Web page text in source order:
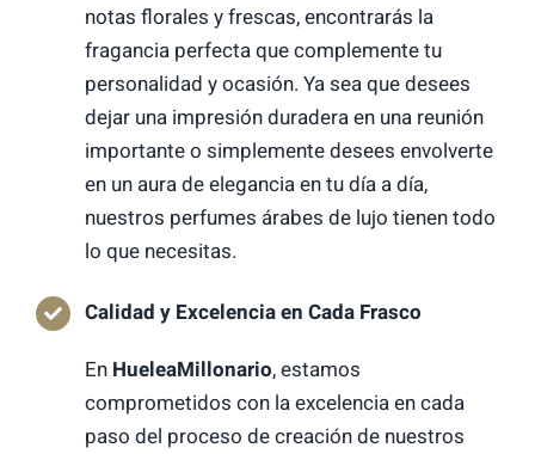
notas florales y frescas, encontrarás la
fragancia perfecta que complemente tu
personalidad y ocasión. Ya sea que desees
dejar una impresión duradera en una reunión
importante o simplemente desees envolverte
en un aura de elegancia en tu día a día,
nuestros perfumes árabes de lujo tienen todo
lo que necesitas.
Calidad y Excelencia en Cada Frasco
En HueleaMillonario, estamos
comprometidos con la excelencia en cada
paso del proceso de creación de nuestros